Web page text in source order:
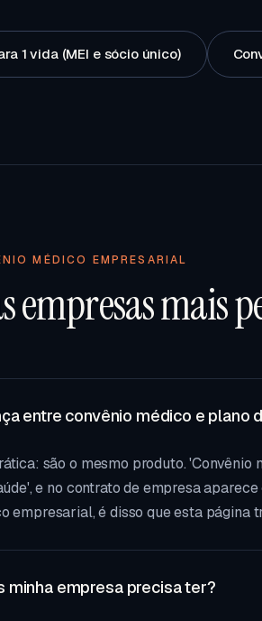
1 vida (MEI e sócio único)
MÉDICO EMPRESARIAL
empresas mais
entre convênio médico e plano
são o mesmo produto.
e no contrato de empresa
empresarial, é disso que esta página
minha empresa precisa ter?